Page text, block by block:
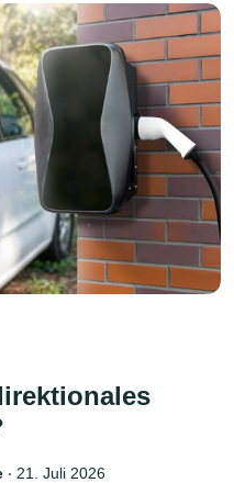
‧ 21. Juli 2026